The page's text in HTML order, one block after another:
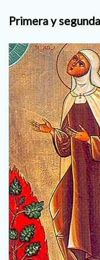
Primera y